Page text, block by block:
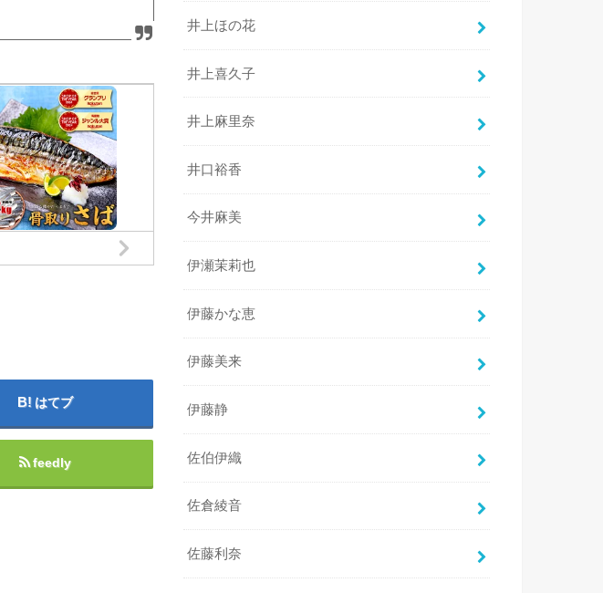
はてブ
feedly
井上ほの花
井上喜久子
井上麻里奈
井口裕香
今井麻美
伊瀬茉莉也
伊藤かな恵
伊藤美来
伊藤静
佐伯伊織
佐倉綾音
佐藤利奈